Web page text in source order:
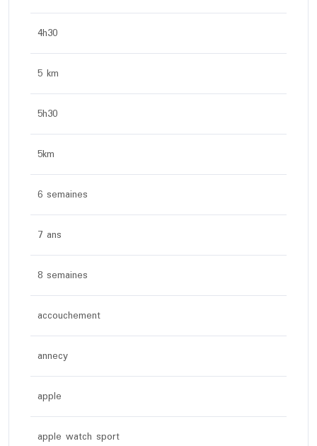
4h30
5 km
5h30
5km
6 semaines
7 ans
8 semaines
accouchement
annecy
apple
apple watch sport